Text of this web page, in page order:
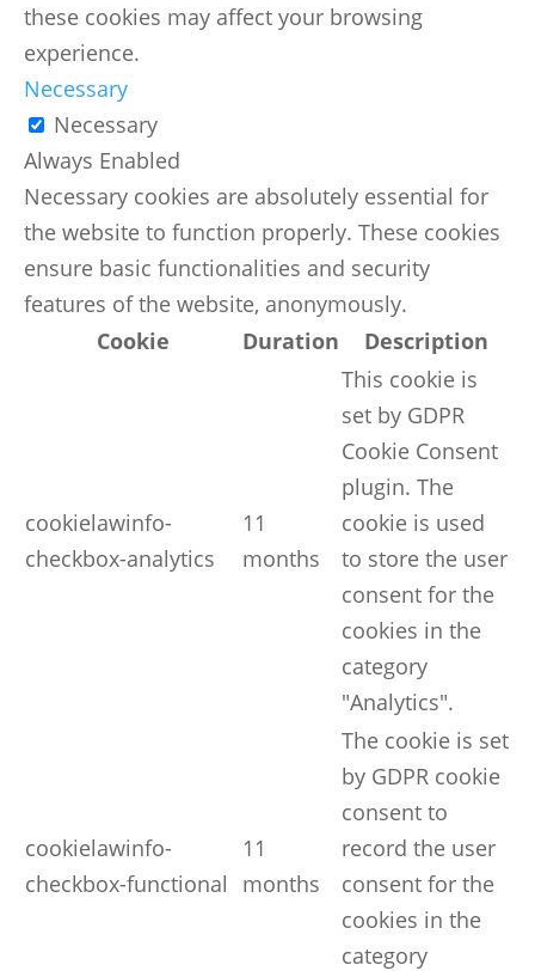
these cookies may affect your browsing
experience.
Necessary
Necessary
Always Enabled
Necessary cookies are absolutely essential for
the website to function properly. These cookies
ensure basic functionalities and security
features of the website, anonymously.
Cookie
Duration Description
cookielawinfo-
checkbox-analytics
11
months
This cookie is
set by GDPR
Cookie Consent
plugin. The
cookie is used
to store the user
consent for the
cookies in the
category
"Analytics".
cookielawinfo-
checkbox-functional
11
months
The cookie is set
by GDPR cookie
consent to
record the user
consent for the
cookies in the
category